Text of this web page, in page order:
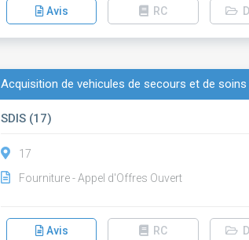
Avis RC
Acquisition de vehicules de secours et de
SDIS (17)
17
Fourniture - Appel d'Offres Ouvert
Avis RC